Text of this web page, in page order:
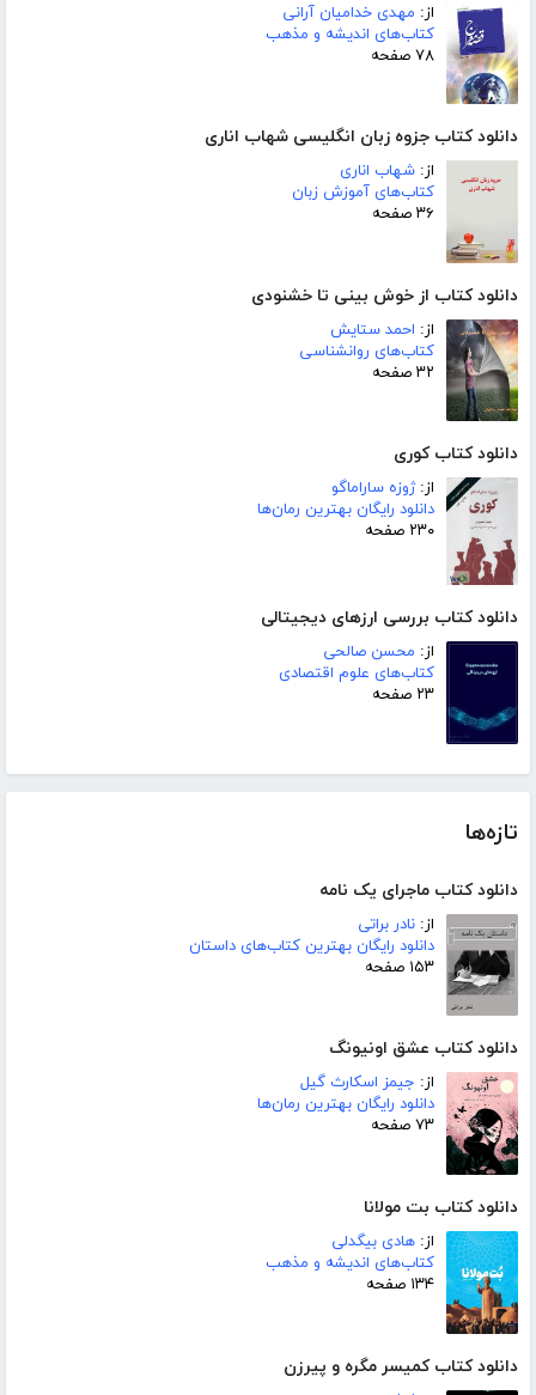
از: مهدی خدامیان آرانی
کتاب‌های اندیشه و مذهب
۷۸ صفحه
دانلود کتاب جزوه زبان انگلیسی شهاب اناری
از: شهاب اناری
کتاب‌های آموزش زبان
۳۶ صفحه
دانلود کتاب از خوش بینی تا خشنودی
از: احمد ستایش
کتاب‌های روانشناسی
۳۲ صفحه
دانلود کتاب کوری
از:ژوزه ساراماگو
دانلود رایگان بهترین رمان‌ها
۲۳۰ صفحه
دانلود کتاب بررسی ارزهای دیجیتالی
از: محسن صالحی
کتاب‌های علوم اقتصادی
۲۳ صفحه
تازه‌ها
دانلود کتاب ماجرای یک نامه
از: نادر براتی
دانلود رایگان بهترین کتاب‌های داستان
۱۵۳ صفحه
دانلود کتاب عشق اونیونگ
از: جیمز اسکارث گیل
دانلود رایگان بهترین رمان‌ها
۷۳ صفحه
دانلود کتاب بت مولانا
از: هادی بیگدلی
کتاب‌های اندیشه و مذهب
۱۳۴ صفحه
دانلود کتاب کمیسر مگره و پیرزن